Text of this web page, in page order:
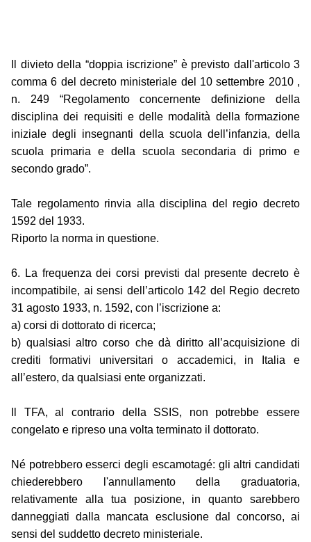
Il divieto della “doppia iscrizione” è previsto dall'articolo 3
comma 6 del decreto ministeriale del 10 settembre 2010 ,
n. 249 “Regolamento concernente definizione della
disciplina dei requisiti e delle modalità della formazione
iniziale degli insegnanti della scuola dell’infanzia, della
scuola primaria e della scuola secondaria di primo e
secondo grado”.
Tale regolamento rinvia alla disciplina del regio decreto
1592 del 1933.
Riporto la norma in questione.
6. La frequenza dei corsi previsti dal presente decreto è
incompatibile, ai sensi dell’articolo 142 del Regio decreto
31 agosto 1933, n. 1592, con l’iscrizione a:
a) corsi di dottorato di ricerca;
b) qualsiasi altro corso che dà diritto all’acquisizione di
crediti formativi universitari o accademici, in Italia e
all’estero, da qualsiasi ente organizzati.
Il TFA, al contrario della SSIS, non potrebbe essere
congelato e ripreso una volta terminato il dottorato.
Né potrebbero esserci degli escamotagé: gli altri candidati
chiederebbero l'annullamento della graduatoria,
relativamente alla tua posizione, in quanto sarebbero
danneggiati dalla mancata esclusione dal concorso, ai
sensi del suddetto decreto ministeriale.